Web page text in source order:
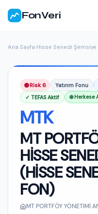
FonVeri
Ana Sayfa›Hisse Senedi Şemsiye
Risk 6 Yatırım Fonu
✓ TEFAS Aktif
🌐 Herkese
MTK
MT
HİSSE
(HİSSE
FON)
MT PORTFÖY YÖNETİMİ